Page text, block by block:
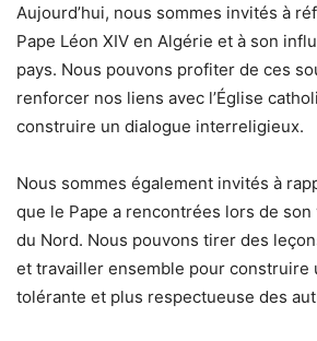
Aujourd’hui, nous sommes invités à
Pape Léon XIV en Algérie et à son
pays. Nous pouvons profiter de ces
renforcer nos liens avec l’Église
construire un dialogue interreligieux.
Nous sommes également invités à
que le Pape a rencontrées lors de
du Nord. Nous pouvons tirer des
et travailler ensemble pour construire
tolérante et plus respectueuse des